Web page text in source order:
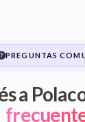
PREGUNTAS
a